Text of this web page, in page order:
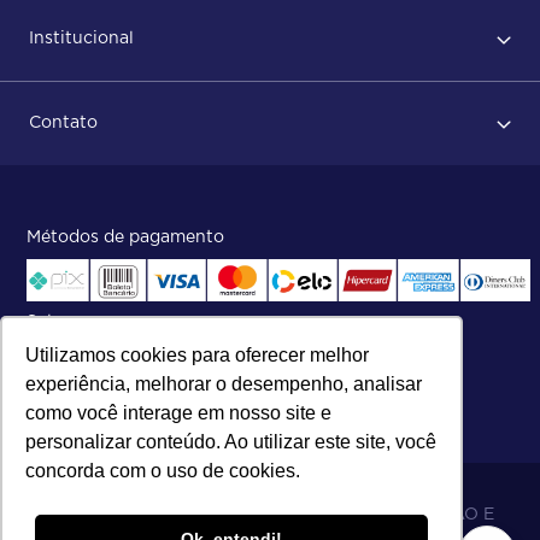
Utilizamos cookies para oferecer melhor
experiência, melhorar o desempenho, analisar
como você interage em nosso site e
personalizar conteúdo. Ao utilizar este site, você
concorda com o uso de cookies.
Após conclusão do pedido
Status do pedido e acompanhamento da entrega
Institucional
ISO
Contato
Central de atendimento:
Telefone:(27) 2121-9000
Segunda a Sexta das 8h às 17h30
Métodos de pagamento
Selos
06.698.001/0002-19 - MB 5 COMÉRCIO IMPORTAÇÃO E